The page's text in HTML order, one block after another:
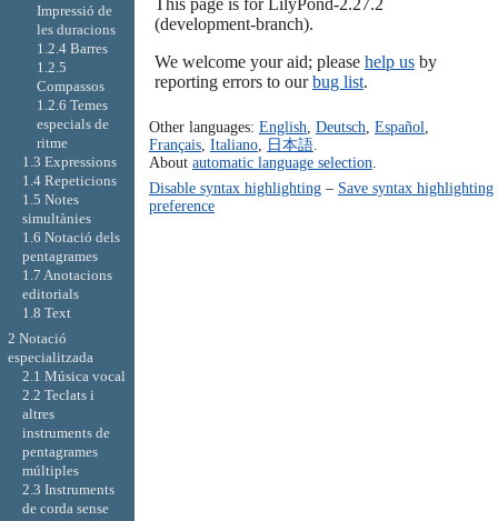
(development-branch).
We welcome your aid; please help usby
reporting errors to ourbug list.
Other languages: English Deutsch Español
Français, Italiano, 日本語.
About automatic language selection
Disable syntax highlighting– Save syntax highlighting
preference
Impressió de
les duracions
1.2.4 Barres
1.2.5
Compassos
1.2.6 Temes
especials de
ritme
1.3 Expressions
1.4 Repeticions
1.5 Notes
simultànies
1.6 Notació dels
pentagrames
1.7 Anotacions
editorials
1.8 Text
2 Notació
especialitzada
2.1 Música vocal
2.2 Teclats i
altres
instruments de
pentagrames
múltiples
2.3 Instruments
de corda sense